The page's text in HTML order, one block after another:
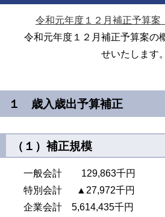
令和元年度１２月補正予算案
令和元年度１２月補正予算案の
せいたします。
１ 歳入歳出予算補正
（１）補正規模
一般会計 129,863千円
特別会計 ▲27,972千円
企業会計 5,614,435千円